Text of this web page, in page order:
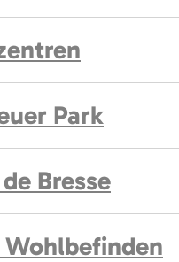
Park
Bresse